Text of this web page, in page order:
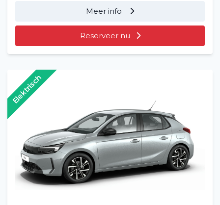
Meer info
Reserveer nu
Elektrisch